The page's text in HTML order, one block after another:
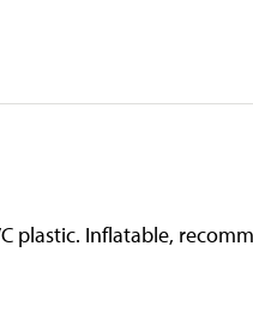
Inflatable,